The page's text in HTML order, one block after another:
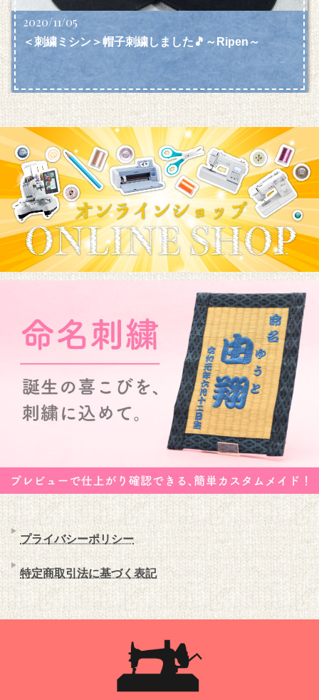
2020/11/05
＜刺繍ミシン＞帽子刺繍しました🎵～Ripen～
プライバシーポリシー
特定商取引法に基づく表記